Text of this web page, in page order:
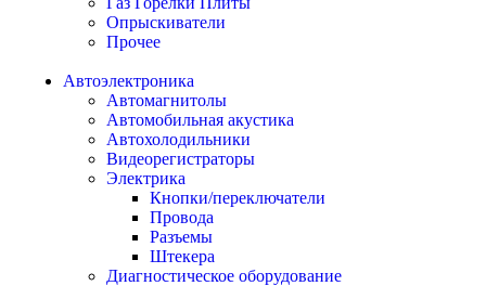
Опрыскиватели
Прочее
Автоэлектроника
Автомагнитолы
Автомобильная акустика
Автохолодильники
Видеорегистраторы
Электрика
Кнопки/переключатели
Провода
Разъемы
Штекера
Диагностическое оборудование